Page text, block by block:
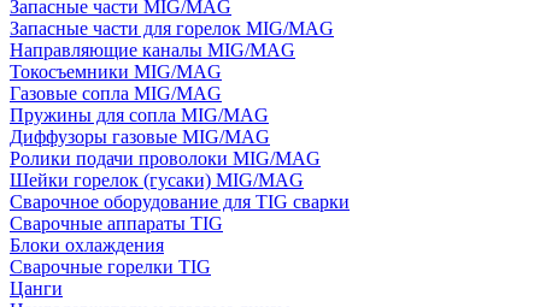
Запасные части MIG/MAG
Запасные части для горелок MIG/MAG
Направляющие каналы MIG/MAG
Токосъемники MIG/MAG
Газовые сопла MIG/MAG
Пружины для сопла MIG/MAG
Диффузоры газовые MIG/MAG
Ролики подачи проволоки MIG/MAG
Шейки горелок (гусаки) MIG/MAG
Сварочное оборудование для TIG сварки
Сварочные аппараты TIG
Блоки охлаждения
Сварочные горелки TIG
Цанги